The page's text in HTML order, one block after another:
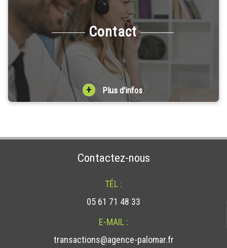
Contact
+ Plus d'infos
Contactez-nous
TÉL :
05 61 71 48 33
E-MAIL :
transactions@agence-palomar.fr